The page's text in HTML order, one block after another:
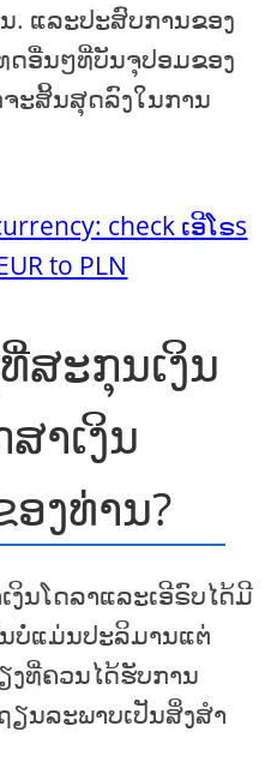
. ແລະປະສົບການຂອງ
ດອື່ນໆທີ່ບັນຈຸປອມຂອງ
ະສິ້ນສຸດລົງໃນການ
check ເອີໂຣs
to PLN
ສະກຸນເງິນ
າເງິນ
ງທ່ານ?
ງິນໂດລາແລະເອີຣົບໄດ້ມີ
ບໍ່ແມ່ນປະລິມານແຕ່
ງທີ່ຄວນໄດ້ຮັບການ
ຽນລະພາບເປັນສິ່ງສໍາ